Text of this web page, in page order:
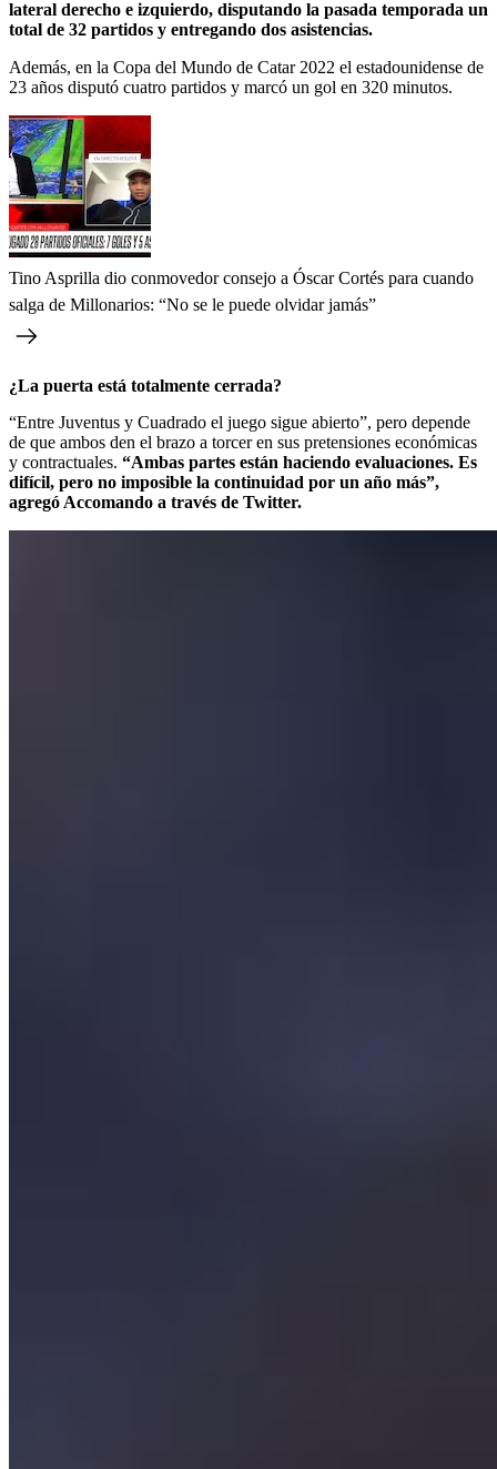
lateral derecho e izquierdo, disputando la pasada temporada un
total de 32 partidos y entregando dos asistencias.
Además, en la Copa del Mundo de Catar 2022 el estadounidense de
23 años disputó cuatro partidos y marcó un gol en 320 minutos.
Tino Asprilla dio conmovedor consejo a Óscar Cortés para cuando
salga de Millonarios: “No se le puede olvidar jamás”
¿La puerta está totalmente cerrada?
“Entre Juventus y Cuadrado el juego sigue abierto”, pero depende
de que ambos den el brazo a torcer en sus pretensiones económicas
y contractuales. “Ambas partes están haciendo evaluaciones. Es
difícil, pero no imposible la continuidad por un año más”,
agregó Accomando a través de Twitter.